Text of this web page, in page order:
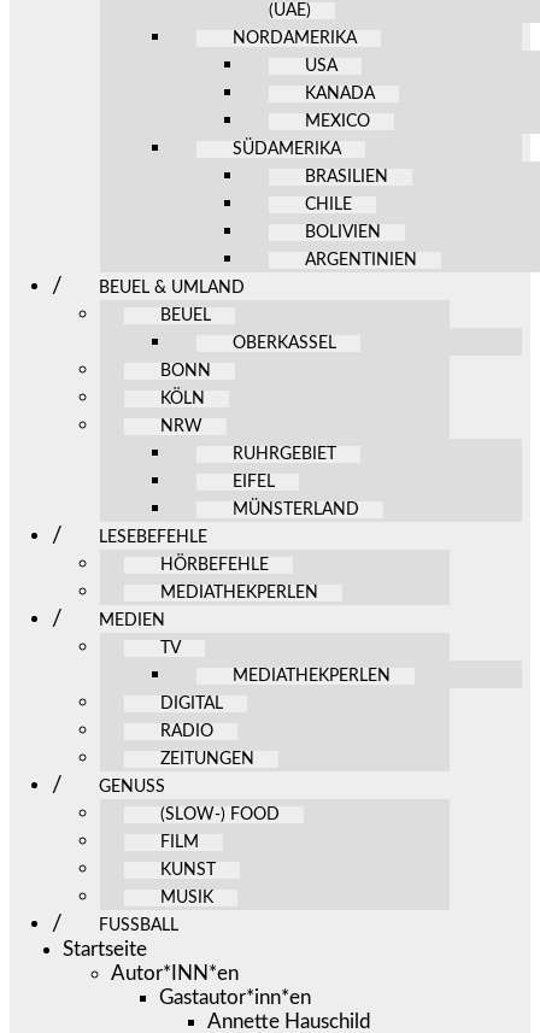
(UAE)
NORDAMERIKA
USA
KANADA
MEXICO
SÜDAMERIKA
BRASILIEN
CHILE
BOLIVIEN
ARGENTINIEN
BEUEL & UMLAND
BEUEL
OBERKASSEL
BONN
KÖLN
NRW
RUHRGEBIET
EIFEL
MÜNSTERLAND
LESEBEFEHLE
HÖRBEFEHLE
MEDIATHEKPERLEN
MEDIEN
TV
MEDIATHEKPERLEN
DIGITAL
RADIO
ZEITUNGEN
GENUSS
(SLOW-) FOOD
FILM
KUNST
MUSIK
FUSSBALL
Startseite
Autor*INN*en
Gastautor*inn*en
Annette Hauschild